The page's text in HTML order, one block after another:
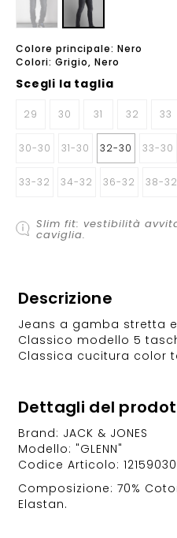
Colore principale: Nero
Colori: Grigio, Nero
Scegli la taglia
29 30 31 32 33
30-30 31-30 32-30 33-30
33-32 34-32 36-32 38-32
Slim fit: vestibilità
caviglia.
Descrizione
Jeans a gamba stretta
Classico modello 5
Classica cucitura color
Dettagli del
Brand: JACK & JONES
Modello: "GLENN"
Codice Articolo: 12159030
Composizione: 70%
Elastan.